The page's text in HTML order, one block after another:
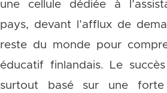
une cellule dédiée à
pays, devant l’afflux de
reste du monde pour
éducatif finlandais. Le
surtout basé sur une forte